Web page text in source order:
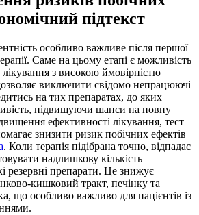
підтекст
особливо важливе після першої
Саме на цьому етапі є можливість
з високою ймовірністю
виключити свідомо непрацюючі
на тих препаратах, до яких
підвищуючи шанси на повну
ефективності лікування, тест
знизити ризик побічних ефектів
. Коли терапія підібрана точно, відпадає
надлишкову кількість
резервні препарати. Це знижує
кишковий тракт, печінку та
що особливо важливо для пацієнтів із